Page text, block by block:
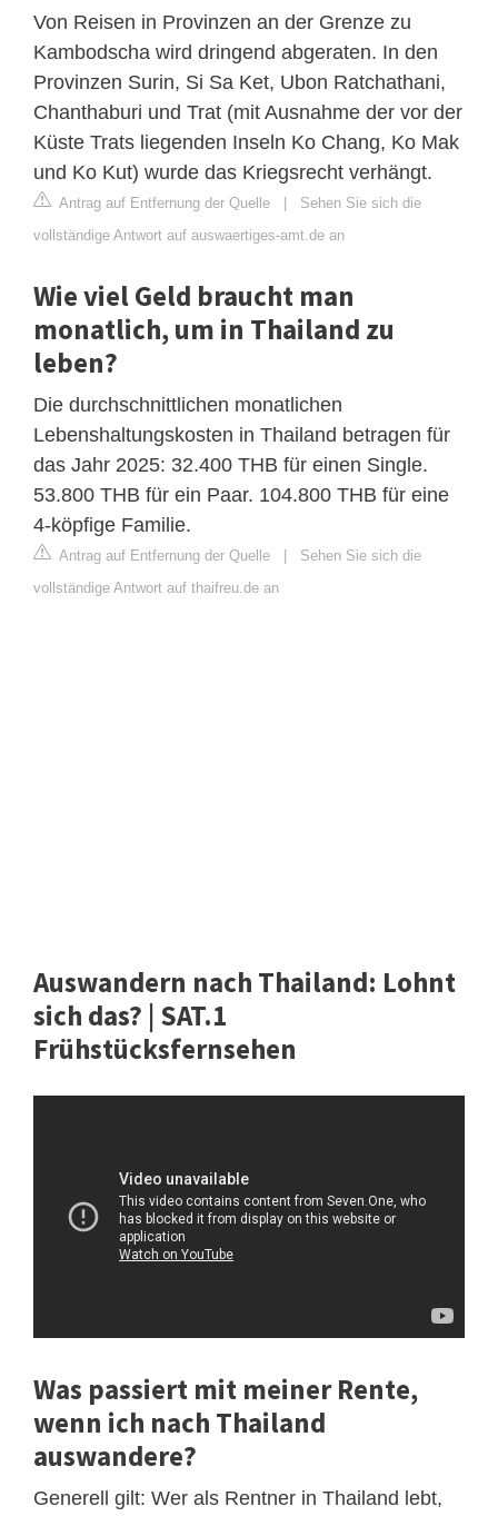
Von Reisen in Provinzen an der Grenze zu
Kambodscha wird dringend abgeraten. In den
Provinzen Surin, Si Sa Ket, Ubon Ratchathani,
Chanthaburi und Trat (mit Ausnahme der vor der
Küste Trats liegenden Inseln Ko Chang, Ko Mak
und Ko Kut) wurde das Kriegsrecht verhängt.
Antrag auf Entfernung der Quelle
Sehen Sie sich die
vollständige Antwort auf auswaertiges-amt.de an
Wie viel Geld braucht man
monatlich, um in Thailand zu
leben?
Die durchschnittlichen monatlichen
Lebenshaltungskosten in Thailand betragen für
das Jahr 2025: 32.400 THB für einen Single.
53.800 THB für ein Paar. 104.800 THB für eine
4-köpfige Familie.
Antrag auf Entfernung der Quelle
Sehen Sie sich die
vollständige Antwort auf thaifreu.de an
Auswandern nach Thailand: Lohnt
sich das? | SAT.1
Frühstücksfernsehen
Was passiert mit meiner Rente,
wenn ich nach Thailand
auswandere?
Generell gilt: Wer als Rentner in Thailand lebt,